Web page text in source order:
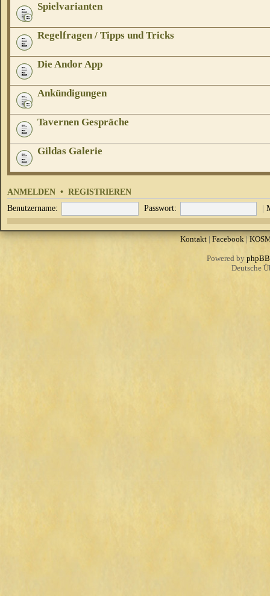
Spielvarianten
Regelfragen / Tipps und Tricks
Die Andor App
Ankündigungen
Tavernen Gespräche
Gildas Galerie
ANMELDEN • REGISTRIEREN
Benutzername: Passwort: |
Kontakt| Facebook|
Powered by phpBB
Deutsche